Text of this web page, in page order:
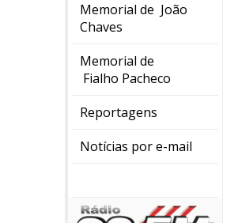
Memorial de João
Chaves
Memorial de
Fialho Pacheco
Reportagens
Notícias por e-mail